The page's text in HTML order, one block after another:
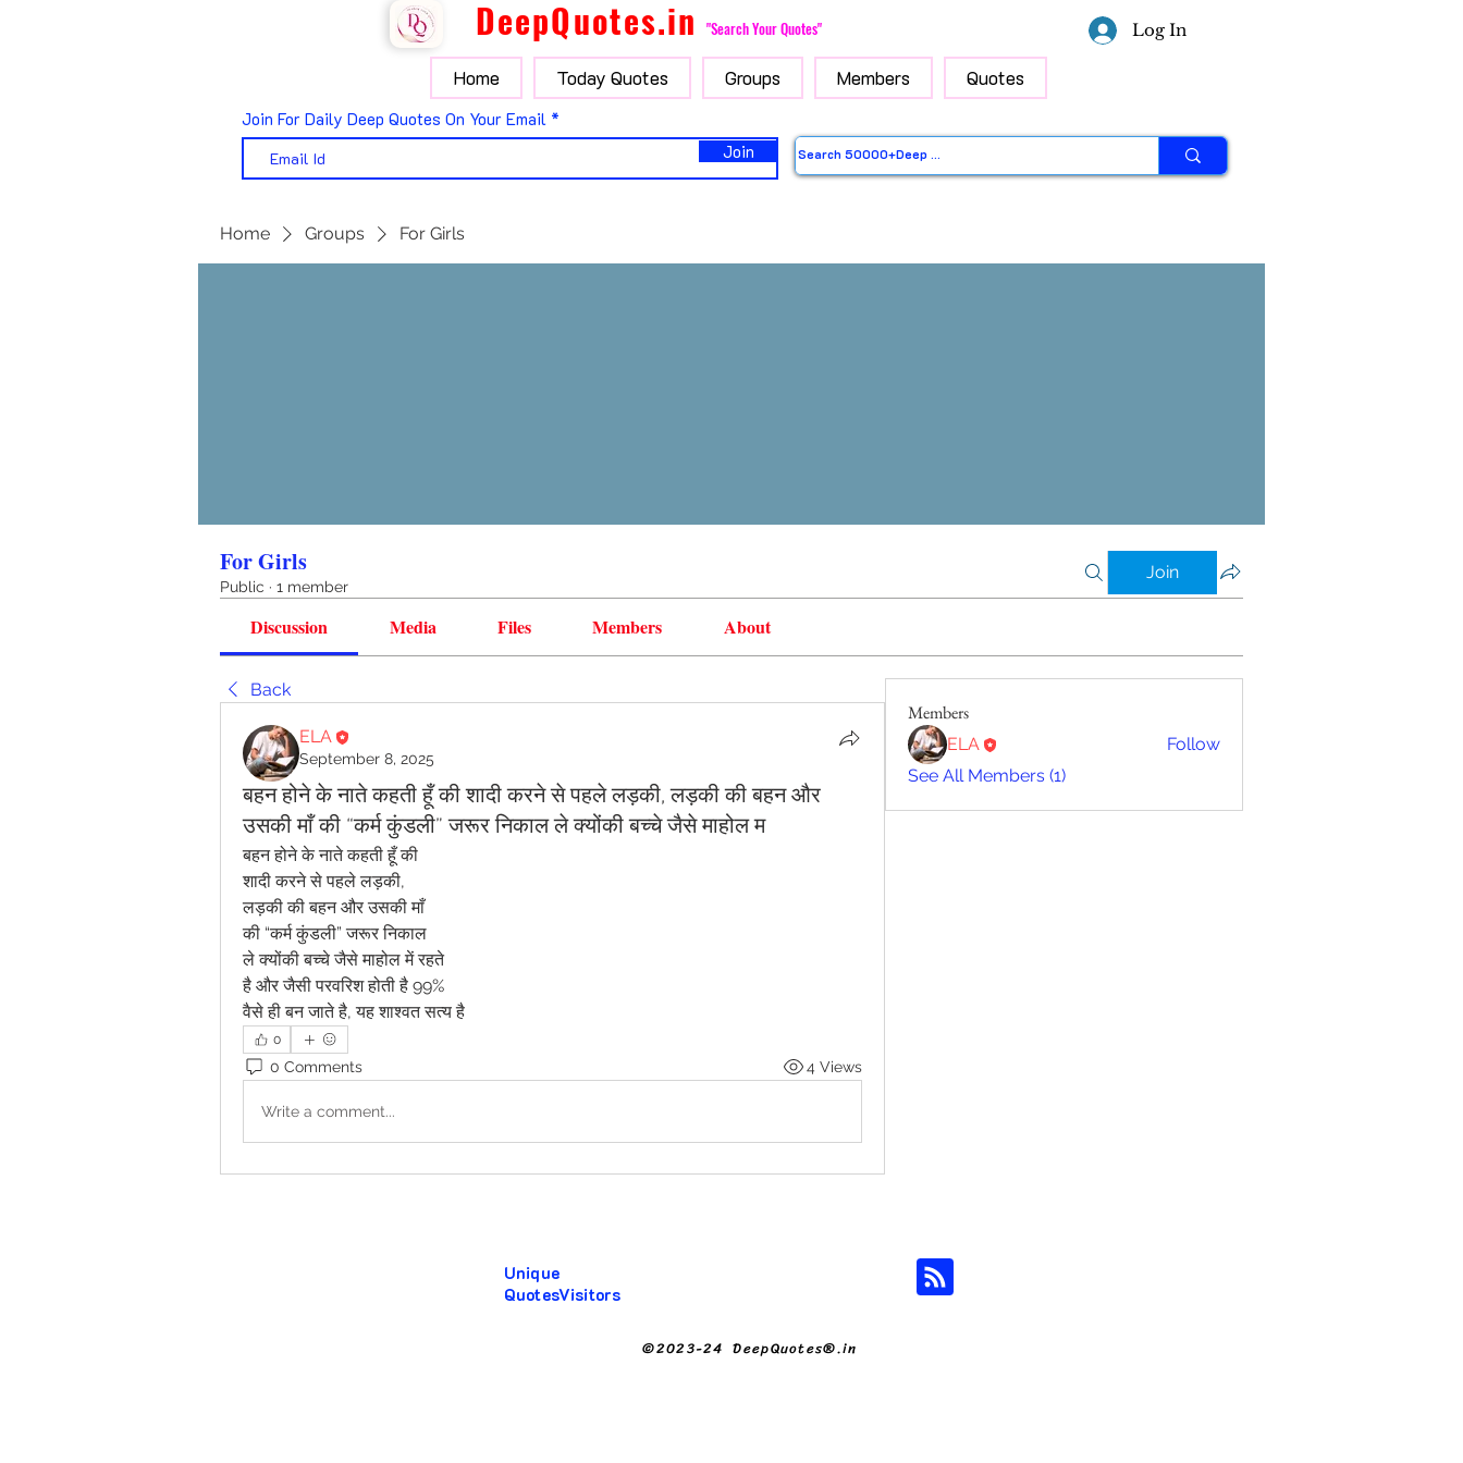
DeepQuotes.in "Search Your Quotes" Log In
Home Today Quotes Groups Members Quotes
Join For Daily Deep Quotes On Your Email
Join
Home Groups For Girls
For Girls
Public · 1 member
Join
Discussion Media Files Members About
Back
ELA
September 8, 2025
बहन होने के नाते कहती हूँ की शादी करने से पहले लड़की, लड़की की बहन और
उसकी माँ की “कर्म कुंडली” जरूर निकाल ले क्योंकी बच्चे जैसे माहोल म
बहन होने के नाते कहती हूँ की
शादी करने से पहले लड़की,
लड़की की बहन और उसकी माँ
की “कर्म कुंडली” जरूर निकाल
ले क्योंकी बच्चे जैसे माहोल में रहते
है और जैसी परवरिश होती है 99%
वैसे ही बन जाते है, यह शाश्वत सत्य है
0
0 Comments 4 Views
Write a comment...
Members
ELA
Follow
See All Members (1)
Unique
QuotesVisitors
©2023-24 DeepQuotes®.in